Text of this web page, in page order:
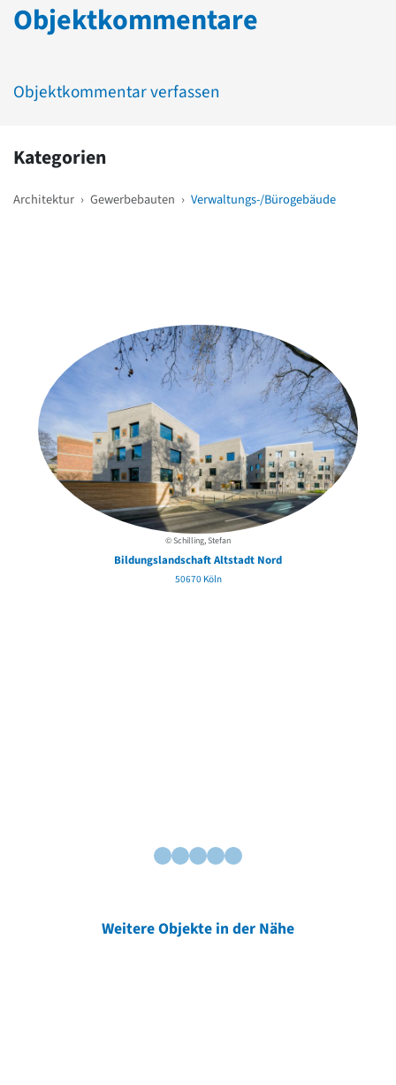
Objektkommentare
Objektkommentar verfassen
Kategorien
Architektur › Gewerbebauten › Verwaltungs-/Bürogebäude
© Schilling, Stefan
Bildungslandschaft Altstadt Nord
50670 Köln
Weitere Objekte in der Nähe